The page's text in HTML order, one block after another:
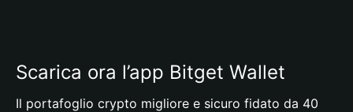
Scarica ora l’app Bitget Wallet
Il portafoglio crypto migliore e sicuro fidato da 40